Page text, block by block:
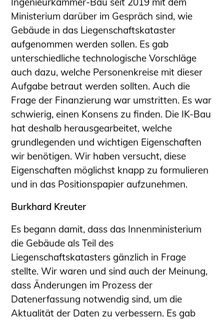
Ingenieursuche (Mitglieder der IK-Bau
NRW)
Fachlisten
Bauherren-ABC
Informationen für Schülerinnen,
Schüler und Studierende
Projekte für Schülerinnen und Schüler
START.ING. Das Studierenden Praxis-
Programm
Wissenswertes für Studierende
Wettbewerbe für Studierende
BLING.BLING.
Kammer Newsletter
Impressum
Datenschutz
Ingenieurakademie West
Ministerium darüber im Gespräch sind, wie
Gebäude in das Liegenschaftskataster
aufgenommen werden sollen. Es gab
unterschiedliche technologische Vorschläge
auch dazu, welche Personenkreise mit dieser
Aufgabe betraut werden sollten. Auch die
Frage der Finanzierung war umstritten. Es war
schwierig, einen Konsens zu finden. Die IK-Bau
hat deshalb herausgearbeitet, welche
grundlegenden und wichtigen Eigenschaften
wir benötigen. Wir haben versucht, diese
Eigenschaften möglichst knapp zu formulieren
und in das Positionspapier aufzunehmen.
Burkhard Kreuter
Es begann damit, dass das Innenministerium
die Gebäude als Teil des
Liegenschaftskatasters gänzlich in Frage
stellte. Wir waren und sind auch der Meinung,
dass Änderungen im Prozess der
Datenerfassung notwendig sind, um die
Aktualität der Daten zu verbessern. Es gab